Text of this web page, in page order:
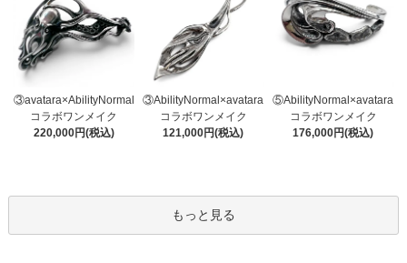
③avatara×AbilityNormal
コラボワンメイク
220,000円(税込)
③AbilityNormal×avatara
コラボワンメイク
121,000円(税込)
⑤AbilityNormal×avatara
コラボワンメイク
176,000円(税込)
もっと見る